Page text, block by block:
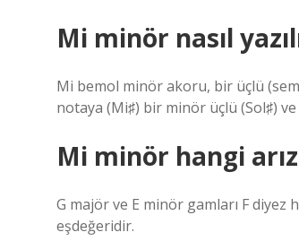
Mi minör nasıl
Mi bemol minör akoru, bir üçlü
notaya (Mi♯) bir minör üçlü (Sol♯)
Mi minör hangi
G majör ve E minör gamları F diyez
eşdeğeridir.